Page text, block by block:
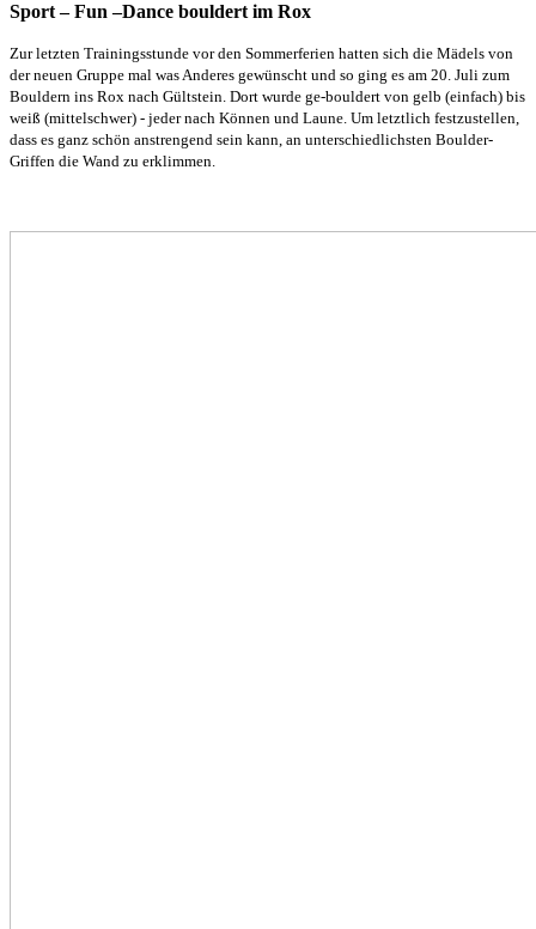
Sport – Fun –Dance bouldert im Rox
Zur letzten Trainingsstunde vor den Sommerferien hatten sich die Mädels von
der neuen Gruppe mal was Anderes gewünscht und so ging es am 20. Juli zum
Bouldern ins Rox nach Gültstein. Dort wurde ge-bouldert von gelb (einfach) bis
weiß (mittelschwer) - jeder nach Können und Laune. Um letztlich festzustellen,
dass es ganz schön anstrengend sein kann, an unterschiedlichsten Boulder-
Griffen die Wand zu erklimmen.